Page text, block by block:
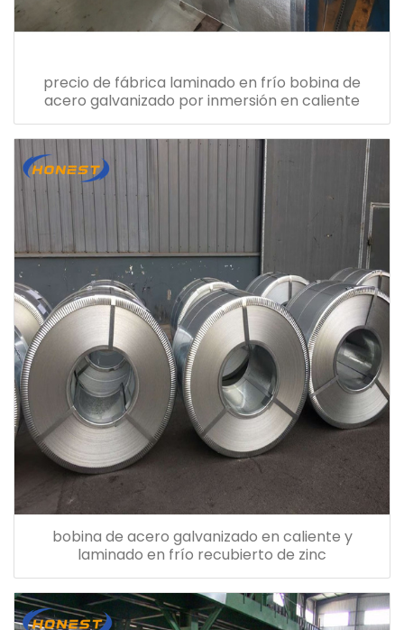
precio de fábrica laminado en frío bobina de
acero galvanizado por inmersión en caliente
bobina de acero galvanizado en caliente y
laminado en frío recubierto de zinc